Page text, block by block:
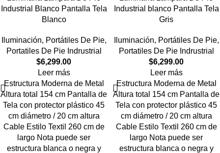
Industrial Blanco Pantalla Tela
Blanco
Iluminación, Portátiles De Pie,
Portatiles De Pie Indrustrial
$6,299.00
Leer más
Estructura Moderna de Metal
Altura total 154 cm Pantalla de
Tela con protector plástico 45
cm diámetro / 20 cm altura
Cable Estilo Textil 260 cm de
largo Nota puede ser
estructura blanca o negra y
Industrial blanco Pantalla Tela
Gris
Iluminación, Portátiles De Pie,
Portatiles De Pie Indrustrial
$6,299.00
Leer más
Estructura Moderna de Metal
Altura total 154 cm Pantalla de
Tela con protector plástico 45
cm diámetro / 20 cm altura
Cable Estilo Textil 260 cm de
largo Nota puede ser
estructura blanca o negra y